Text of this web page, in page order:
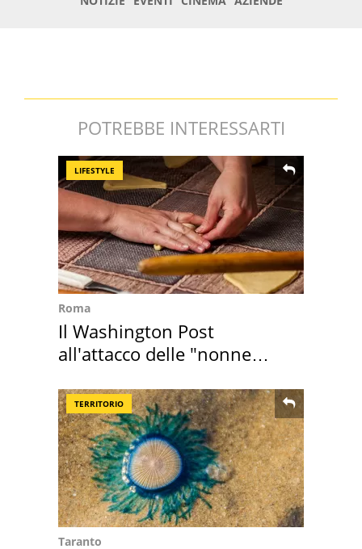
POTREBBE INTERESSARTI
LIFESTYLE
Roma
Il Washington Post
all'attacco delle "nonne
TERRITORIO
Taranto